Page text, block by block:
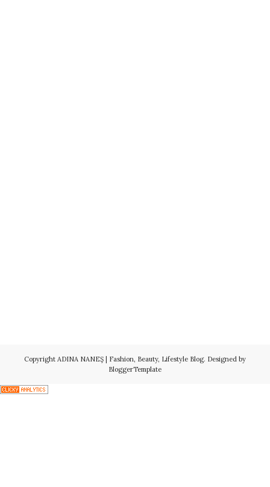
Copyright ADINA NANEŞ | Fashion, Beauty, Lifestyle Blog. Designed by
BloggerTemplate